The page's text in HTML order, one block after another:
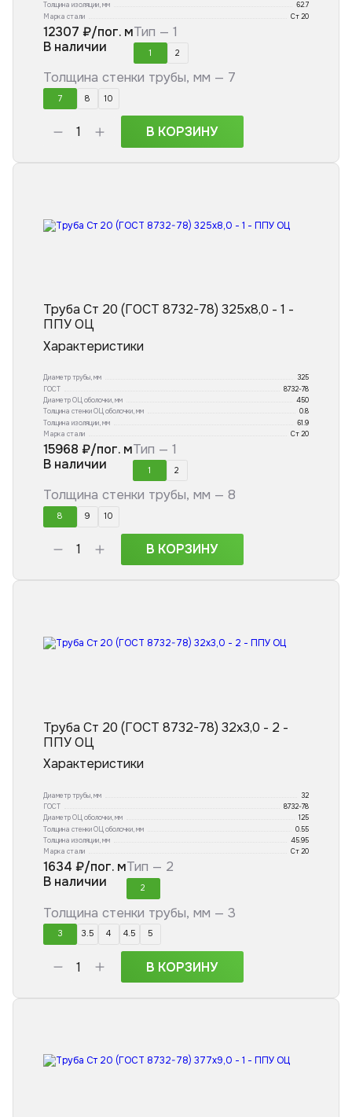
Толщина изоляции, мм
62.7
Марка стали
Ст 20
12307 ₽/пог. м
В наличии
Тип — 1
1 2
Толщина стенки трубы, мм — 7
7 8 10
В КОРЗИНУ
Труба Ст 20 (ГОСТ 8732-78) 325x8,0 - 1 -
ППУ ОЦ
Характеристики
Диаметр трубы, мм
325
ГОСТ
8732-78
Диаметр ОЦ оболочки, мм
450
Толщина стенки ОЦ оболочки, мм
0.8
Толщина изоляции, мм
61.9
Марка стали
Ст 20
15968 ₽/пог. м
В наличии
Тип — 1
1 2
Толщина стенки трубы, мм — 8
8 9 10
В КОРЗИНУ
Труба Ст 20 (ГОСТ 8732-78) 32x3,0 - 2 -
ППУ ОЦ
Характеристики
Диаметр трубы, мм
32
ГОСТ
8732-78
Диаметр ОЦ оболочки, мм
125
Толщина стенки ОЦ оболочки, мм
0.55
Толщина изоляции, мм
45.95
Марка стали
Ст 20
1634 ₽/пог. м
В наличии
Тип — 2
2
Толщина стенки трубы, мм — 3
3 3.5 4 4.5 5
В КОРЗИНУ